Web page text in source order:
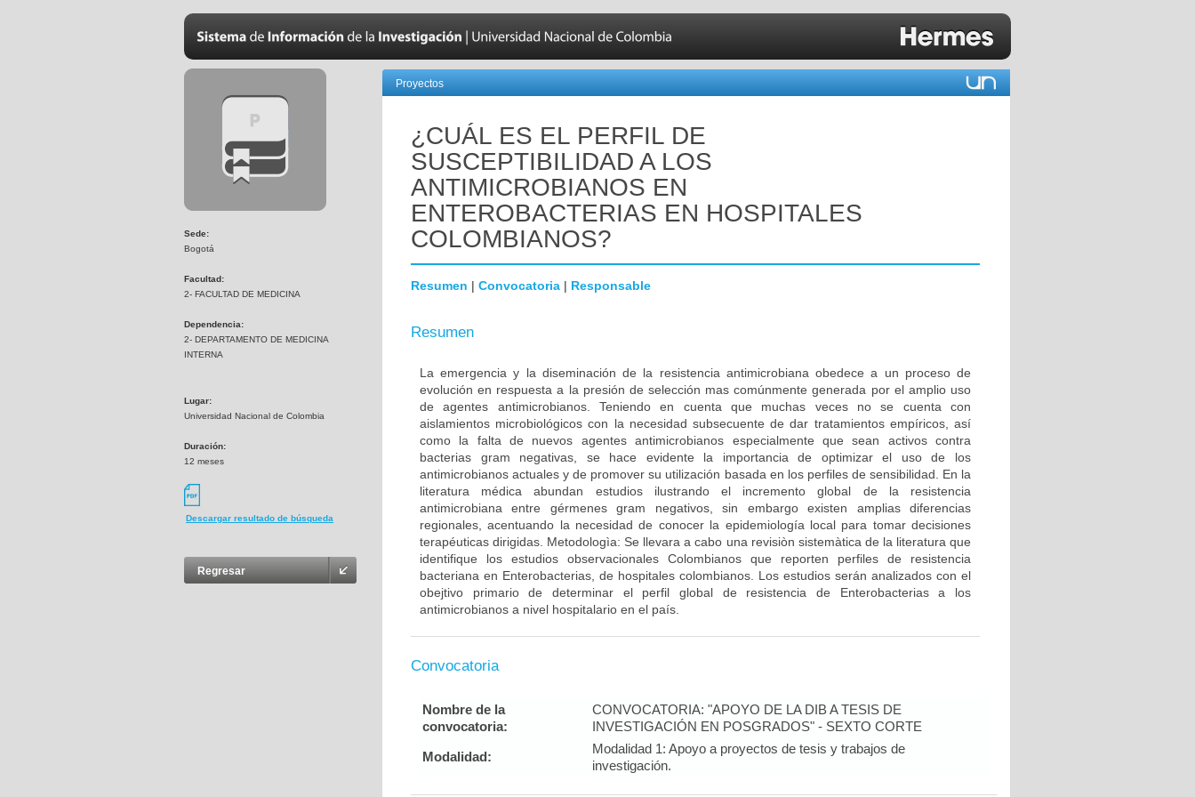
Sede:
Bogotá
Facultad:
2- FACULTAD DE MEDICINA
Dependencia:
2- DEPARTAMENTO DE MEDICINA
INTERNA
Lugar:
Universidad Nacional de Colombia
Duración:
12 meses
Descargar resultado de búsqueda
Regresar
Proyectos
¿CUÁL ES EL PERFIL DE
SUSCEPTIBILIDAD A LOS
ANTIMICROBIANOS EN
ENTEROBACTERIAS EN HOSPITALES
COLOMBIANOS?
Resumen | Convocatoria | Responsable
Resumen
La emergencia y la diseminación de la resistencia antimicrobiana obedece a un proceso de
evolución en respuesta a la presión de selección mas comúnmente generada por el amplio uso
de agentes antimicrobianos. Teniendo en cuenta que muchas veces no se cuenta con
aislamientos microbiológicos con la necesidad subsecuente de dar tratamientos empíricos, así
como la falta de nuevos agentes antimicrobianos especialmente que sean activos contra
bacterias gram negativas, se hace evidente la importancia de optimizar el uso de los
antimicrobianos actuales y de promover su utilización basada en los perfiles de sensibilidad. En la
literatura médica abundan estudios ilustrando el incremento global de la resistencia
antimicrobiana entre gérmenes gram negativos, sin embargo existen amplias diferencias
regionales, acentuando la necesidad de conocer la epidemiología local para tomar decisiones
terapéuticas dirigidas. Metodologìa: Se llevara a cabo una revisiòn sistemàtica de la literatura que
identifique los estudios observacionales Colombianos que reporten perfiles de resistencia
bacteriana en Enterobacterias, de hospitales colombianos. Los estudios serán analizados con el
obejtivo primario de determinar el perfil global de resistencia de Enterobacterias a los
antimicrobianos a nivel hospitalario en el país.
Convocatoria
Nombre de la
convocatoria:
CONVOCATORIA: "APOYO DE LA DIB A TESIS DE
INVESTIGACIÓN EN POSGRADOS" - SEXTO CORTE
Modalidad:
Modalidad 1: Apoyo a proyectos de tesis y trabajos de
investigación.